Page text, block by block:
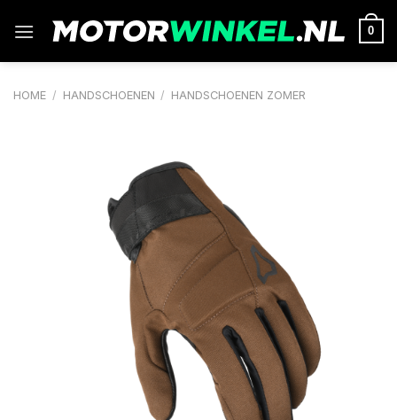
naar
0
HOME / HANDSCHOENEN / HANDSCHOENEN ZOMER